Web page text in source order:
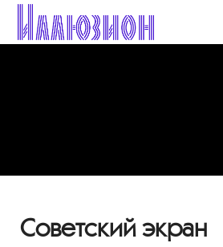
Советский экран